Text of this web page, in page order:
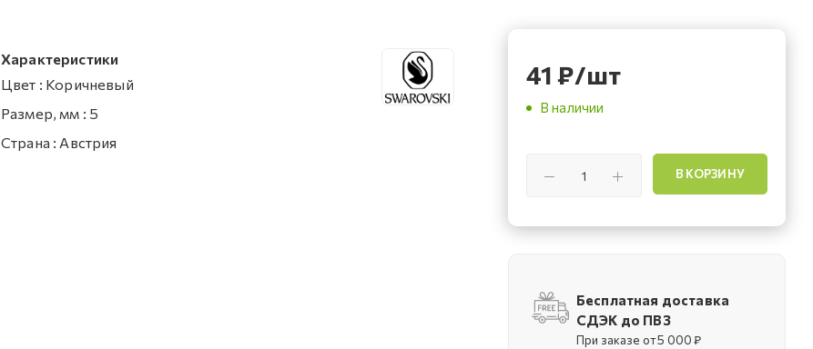
Характеристики
Цвет : Коричневый
Размер, мм : 5
Страна : Австрия
41 ₽/шт
В наличии
В КОРЗИНУ
Бесплатная доставка
СДЭК до ПВЗ
При заказе от 5 000 ₽